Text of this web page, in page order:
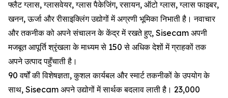
फ्लैट ग्लास, ग्लासवेयर, ग्लास पैकेजिंग, रसायन, ऑटो ग्लास, ग्लास फाइबर,
खनन, ऊर्जा और रीसाइक्लिंग उद्योगों में अग्रणी भूमिका निभाती है। नवाचार
और तकनीक को अपने संचालन के केंद्र में रखते हुए, Sisecam अपनी
मजबूत आपूर्ति श्रृंखला के माध्यम से 150 से अधिक देशों में ग्राहकों तक
अपने उत्पाद पहुँचाती है।
90 वर्षों की विशेषज्ञता, कुशल कार्यबल और स्मार्ट तकनीकों के उपयोग के
साथ, Sisecam अपने उद्योगों में सार्थक बदलाव लाती है। 23,000